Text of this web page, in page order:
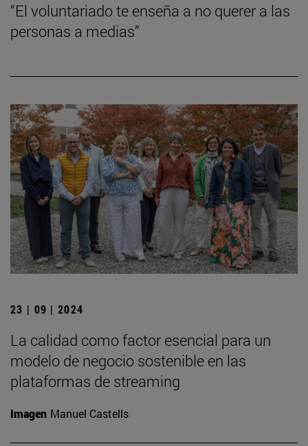
“El voluntariado te enseña a no querer a las
personas a medias”
23 | 09 | 2024
La calidad como factor esencial para un
modelo de negocio sostenible en las
plataformas de streaming
Imagen Manuel Castells